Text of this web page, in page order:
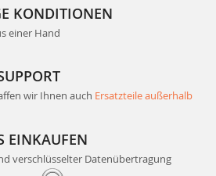
KONDITIONEN
einer Hand
wir Ihnen auch Ersatzteile außerhalb
EINKAUFEN
verschlüsselter Datenübertragung